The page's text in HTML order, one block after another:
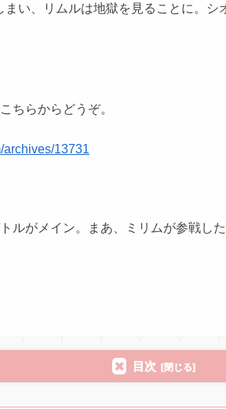
まい、リムルは地獄を見ることに。
ちらからどうぞ。
archives/13731
ルがメイン。まあ、ミリムが参戦し
目次